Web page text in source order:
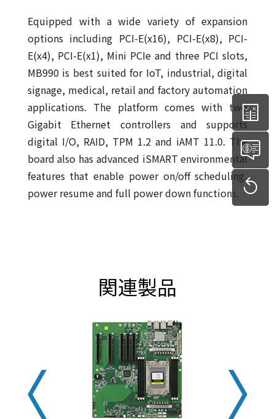
Equipped with a wide variety of expansion
options including PCI-E(x16), PCI-E(x8), PCI-
E(x4), PCI-E(x1), Mini PCIe and three PCI slots,
MB990 is best suited for IoT, industrial, digital
signage, medical, retail and factory automation
applications. The platform comes with two
Gigabit Ethernet controllers and supports
digital I/O, RAID, TPM 1.2 and iAMT 11.0. The
board also has advanced iSMART environmental
features that enable power on/off scheduling,
power resume and full power down functions.
関連製品